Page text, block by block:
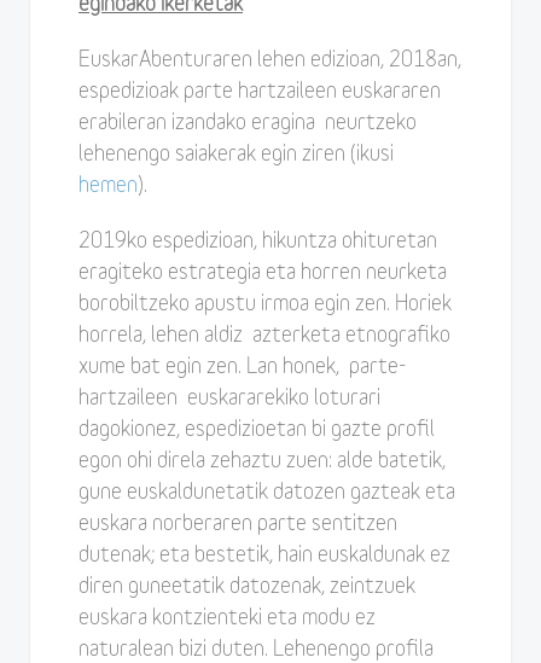
egindako ikerketak
EuskarAbenturaren lehen edizioan, 2018an,
espedizioak parte hartzaileen euskararen
erabileran izandako eragina neurtzeko
lehenengo saiakerak egin ziren (ikusi
hemen).
2019ko espedizioan, hikuntza ohituretan
eragiteko estrategia eta horren neurketa
borobiltzeko apustu irmoa egin zen. Horiek
horrela, lehen aldiz azterketa etnografiko
xume bat egin zen. Lan honek, parte-
hartzaileen euskararekiko loturari
dagokionez, espedizioetan bi gazte profil
egon ohi direla zehaztu zuen: alde batetik,
gune euskaldunetatik datozen gazteak eta
euskara norberaren parte sentitzen
dutenak; eta bestetik, hain euskaldunak ez
diren guneetatik datozenak, zeintzuek
euskara kontzienteki eta modu ez
naturalean bizi duten. Lehenengo profila